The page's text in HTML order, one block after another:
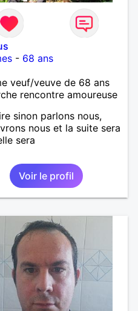
- 68 ans
veuf/veuve de 68 ans
rencontre amoureuse
sinon parlons nous,
nous et la suite sera
sera
Voir le profil